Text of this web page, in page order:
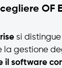
OF
si
la gestione
il software